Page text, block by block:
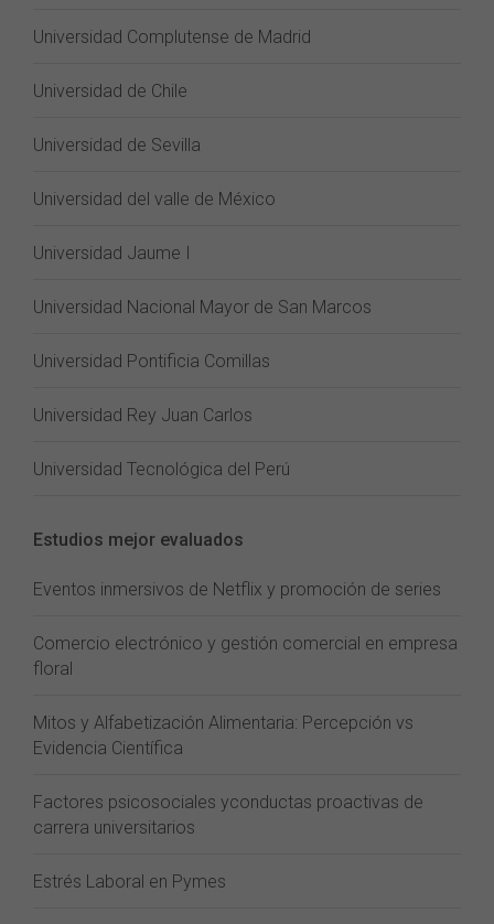
Universidad Complutense de Madrid
Universidad de Chile
Universidad de Sevilla
Universidad del valle de México
Universidad Jaume I
Universidad Nacional Mayor de San Marcos
Universidad Pontificia Comillas
Universidad Rey Juan Carlos
Universidad Tecnológica del Perú
Estudios mejor evaluados
Eventos inmersivos de Netflix y promoción de series
Comercio electrónico y gestión comercial en empresa
floral
Mitos y Alfabetización Alimentaria: Percepción vs
Evidencia Científica
Factores psicosociales yconductas proactivas de
carrera universitarios
Estrés Laboral en Pymes